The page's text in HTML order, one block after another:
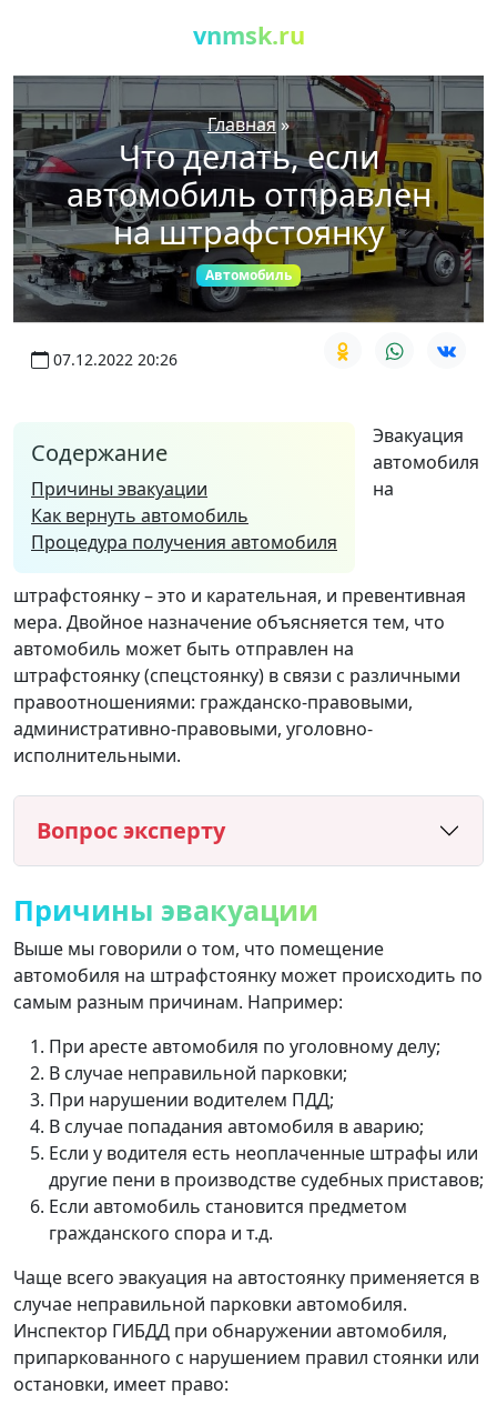
vnmsk.ru
Главная »
Что делать, если
автомобиль отправлен
на штрафстоянку
Автомобиль
07.12.2022 20:26
Содержание
Причины эвакуации
Как вернуть автомобиль
Процедура получения автомобиля
Эвакуация
автомобиля
на
штрафстоянку – это и карательная, и превентивная
мера. Двойное назначение объясняется тем, что
автомобиль может быть отправлен на
штрафстоянку (спецстоянку) в связи с различными
правоотношениями: гражданско-правовыми,
административно-правовыми, уголовно-
исполнительными.
Вопрос эксперту
Причины эвакуации
Выше мы говорили о том, что помещение
автомобиля на штрафстоянку может происходить по
самым разным причинам. Например:
При аресте автомобиля по уголовному делу;
В случае неправильной парковки;
При нарушении водителем ПДД;
В случае попадания автомобиля в аварию;
Если у водителя есть неоплаченные штрафы или
другие пени в производстве судебных приставов;
Если автомобиль становится предметом
гражданского спора и т.д.
Чаще всего эвакуация на автостоянку применяется в
случае неправильной парковки автомобиля.
Инспектор ГИБДД при обнаружении автомобиля,
припаркованного с нарушением правил стоянки или
остановки, имеет право: